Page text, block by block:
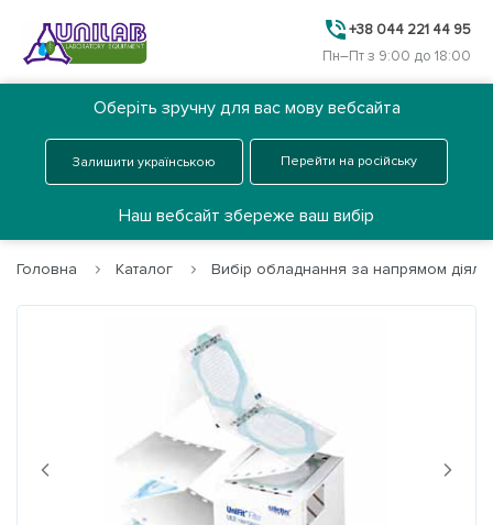
+38 044 221 44 95
Пн–Пт з 9:00 до 18:00
Каталог
Про нас
Послуги
Головна Каталог Вибір обладнання за напрямом
Previous Next
Оберіть зручну для вас мову вебсайта
Залишити українською Перейти на російську
Наш вебсайт збереже ваш вибір